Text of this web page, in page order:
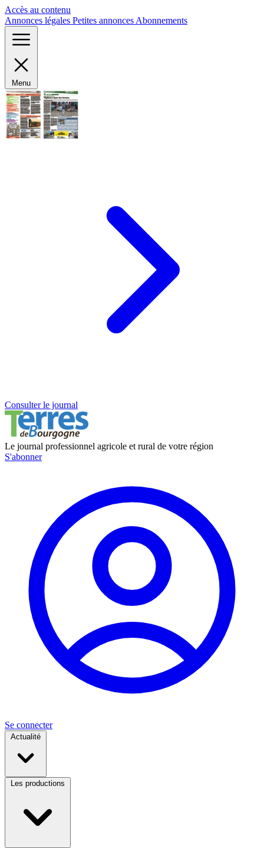
Accès au contenu
Annonces légales Petites annonces Abonnements
Menu
Consulter le journal
Le journal professionnel agricole et rural de votre région
S'abonner
Se connecter
Actualité
Les productions
Panneau de gestion des cookies